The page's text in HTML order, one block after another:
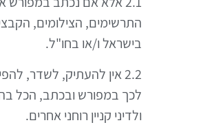
התרשימים, הצילומים,
בישראל ו/או בחו"ל.
2.2 אין להעתיק, לשדר,
ולדיני קניין רוחני אחרים.